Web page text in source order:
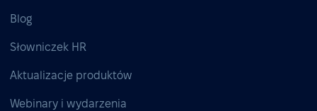
Blog
Słowniczek HR
Aktualizacje produktów
Webinary i wydarzenia